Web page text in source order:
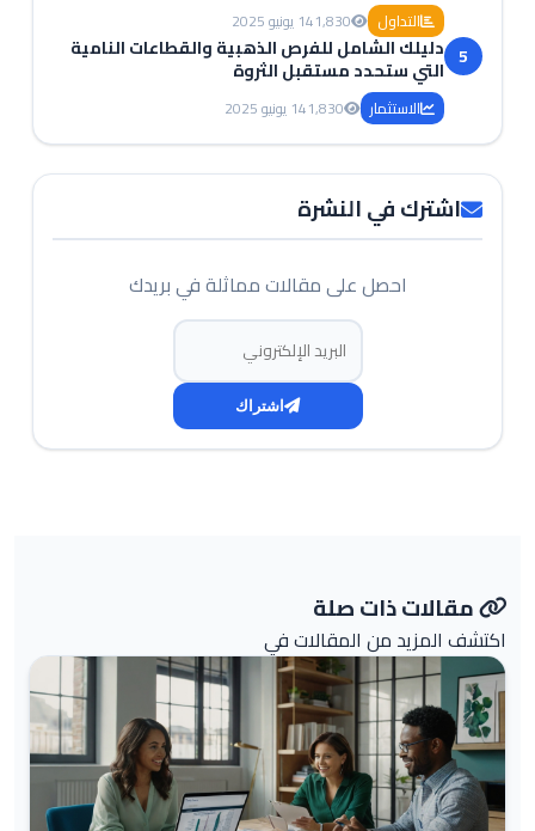
التداول 1,83014 يونيو 2025
5 دليلك الشامل للفرص الذهبية والقطاعات النامية
التي ستحدد مستقبل الثروة
الاستثمار 1,83014 يونيو 2025
اشترك في النشرة
احصل على مقالات مماثلة في بريدك
البريد الإلكتروني
اشتراك
مقالات ذات صلة
اكتشف المزيد من المقالات في